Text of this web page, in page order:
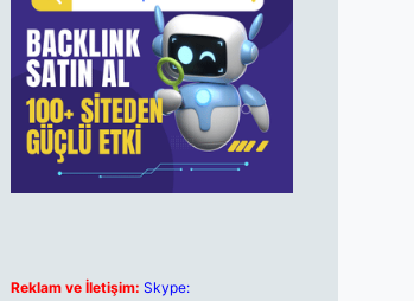
Reklam ve İletişim: Skype: